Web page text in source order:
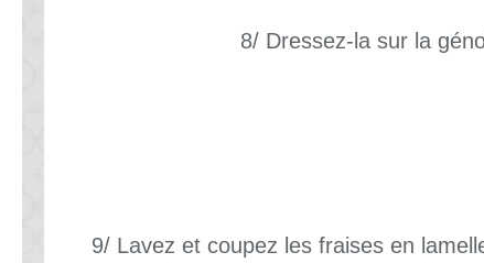
8/ Dressez-la sur la
9/ Lavez et coupez les fraises en